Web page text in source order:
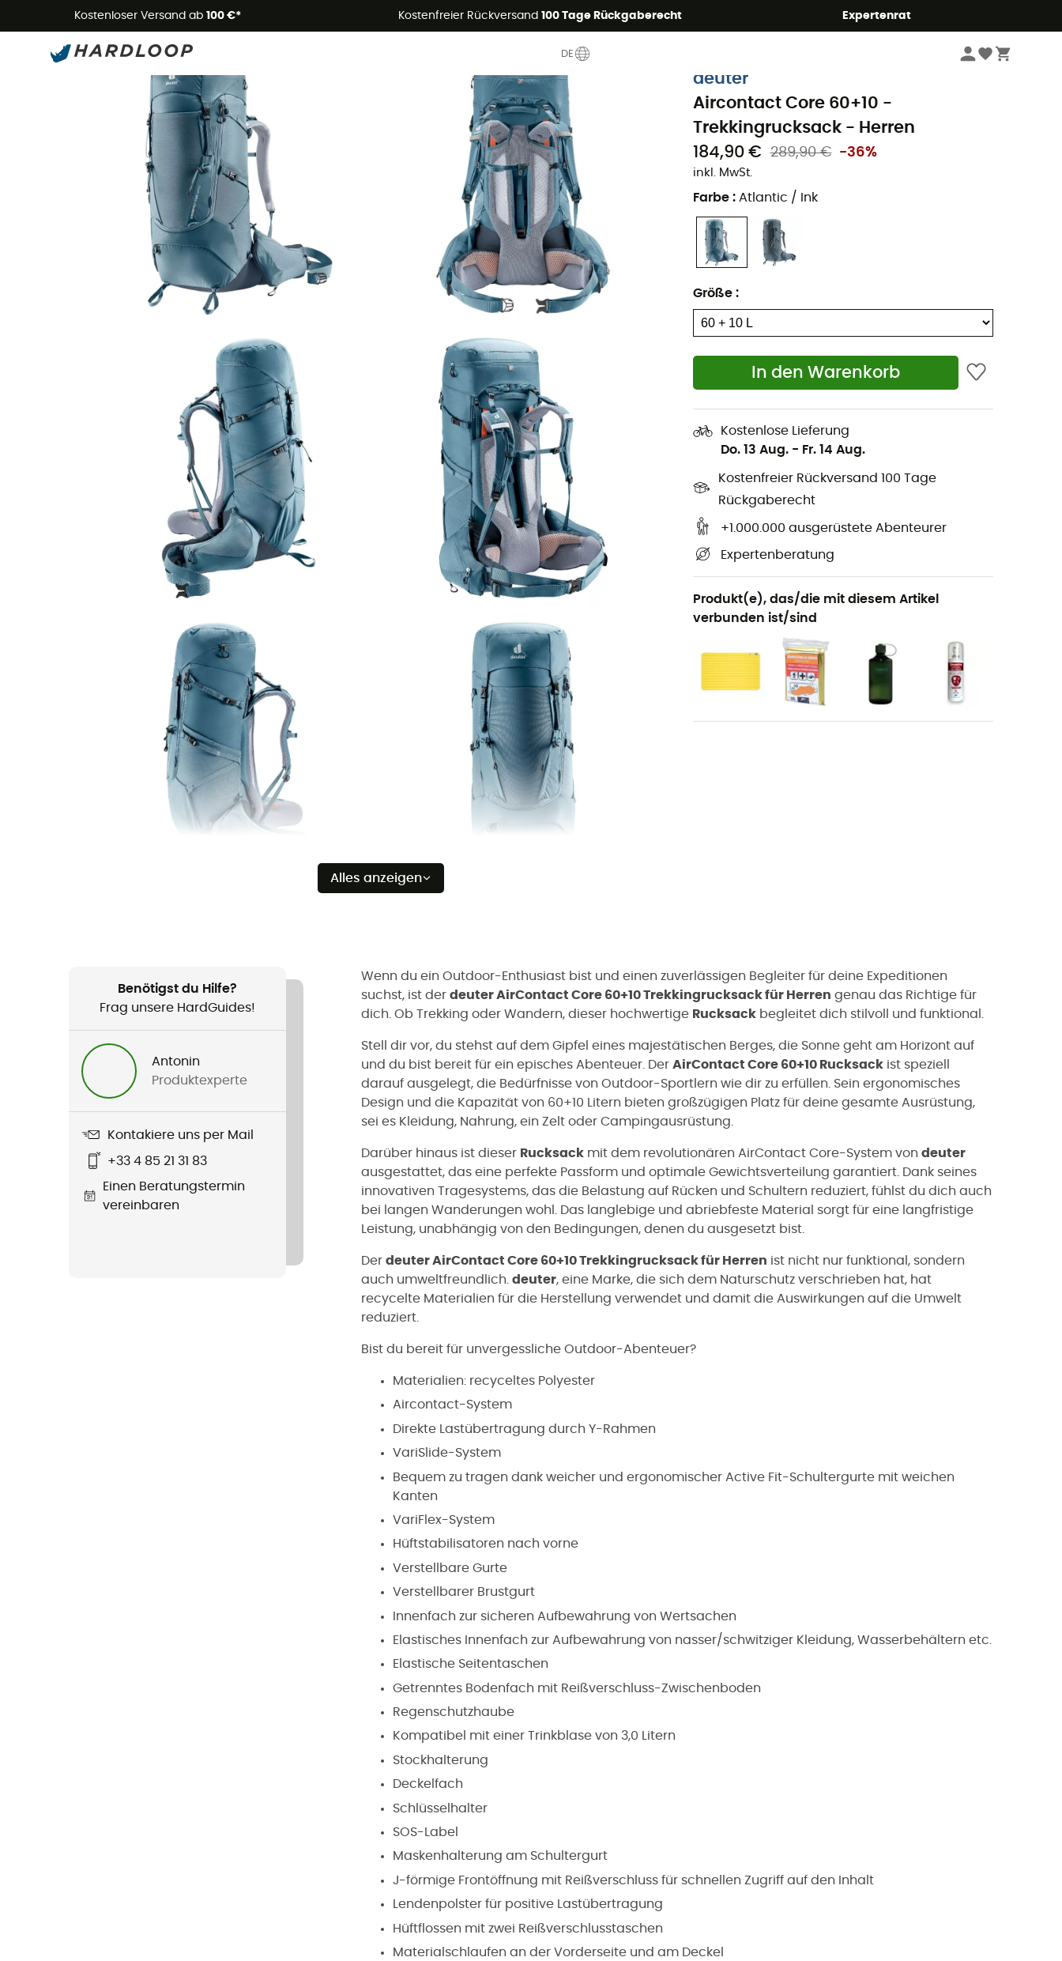
Kostenloser Versand ab 100 €* Kostenfreier Rückversand 100 Tage Rückgaberecht Expertenrat
DE
Sommerangebote🔥 -5% EXTRA ab 2 Produkten* Code Summer5
Nachhaltigkeit
Alles anzeigen
deuter
Aircontact Core 60+10 -
Trekkingrucksack - Herren
184,90 €
289,90 € -36%
inkl. MwSt.
Farbe : Atlantic / Ink
Größe :
In den Warenkorb
Kostenlose Lieferung
Do. 13 Aug. - Fr. 14 Aug.
Kostenfreier Rückversand 100 Tage
Rückgaberecht
+1.000.000 ausgerüstete Abenteurer
Expertenberatung
Produkt(e), das/die mit diesem Artikel
verbunden ist/sind
Benötigst du Hilfe?
Frag unsere HardGuides!
Antonin
Produktexperte
Kontakiere uns per Mail
+33 4 85 21 31 83
Einen Beratungstermin
vereinbaren
Wenn du ein Outdoor-Enthusiast bist und einen zuverlässigen Begleiter für deine Expeditionen
suchst, ist der deuter AirContact Core 60+10 Trekkingrucksack für Herren genau das Richtige für
dich. Ob Trekking oder Wandern, dieser hochwertige Rucksack begleitet dich stilvoll und funktional.
Stell dir vor, du stehst auf dem Gipfel eines majestätischen Berges, die Sonne geht am Horizont auf
und du bist bereit für ein episches Abenteuer. Der AirContact Core 60+10 Rucksack ist speziell
darauf ausgelegt, die Bedürfnisse von Outdoor-Sportlern wie dir zu erfüllen. Sein ergonomisches
Design und die Kapazität von 60+10 Litern bieten großzügigen Platz für deine gesamte Ausrüstung,
sei es Kleidung, Nahrung, ein Zelt oder Campingausrüstung.
Darüber hinaus ist dieser Rucksack mit dem revolutionären AirContact Core-System von deuter
ausgestattet, das eine perfekte Passform und optimale Gewichtsverteilung garantiert. Dank seines
innovativen Tragesystems, das die Belastung auf Rücken und Schultern reduziert, fühlst du dich auch
bei langen Wanderungen wohl. Das langlebige und abriebfeste Material sorgt für eine langfristige
Leistung, unabhängig von den Bedingungen, denen du ausgesetzt bist.
Der deuter AirContact Core 60+10 Trekkingrucksack für Herren ist nicht nur funktional, sondern
auch umweltfreundlich. deuter, eine Marke, die sich dem Naturschutz verschrieben hat, hat
recycelte Materialien für die Herstellung verwendet und damit die Auswirkungen auf die Umwelt
reduziert.
Bist du bereit für unvergessliche Outdoor-Abenteuer?
Materialien: recyceltes Polyester
Aircontact-System
Direkte Lastübertragung durch Y-Rahmen
VariSlide-System
Bequem zu tragen dank weicher und ergonomischer Active Fit-Schultergurte mit weichen
Kanten
VariFlex-System
Hüftstabilisatoren nach vorne
Verstellbare Gurte
Verstellbarer Brustgurt
Innenfach zur sicheren Aufbewahrung von Wertsachen
Elastisches Innenfach zur Aufbewahrung von nasser/schwitziger Kleidung, Wasserbehältern etc.
Elastische Seitentaschen
Getrenntes Bodenfach mit Reißverschluss-Zwischenboden
Regenschutzhaube
Kompatibel mit einer Trinkblase von 3,0 Litern
Stockhalterung
Deckelfach
Schlüsselhalter
SOS-Label
Maskenhalterung am Schultergurt
J-förmige Frontöffnung mit Reißverschluss für schnellen Zugriff auf den Inhalt
Lendenpolster für positive Lastübertragung
Hüftflossen mit zwei Reißverschlusstaschen
Materialschlaufen an der Vorderseite und am Deckel